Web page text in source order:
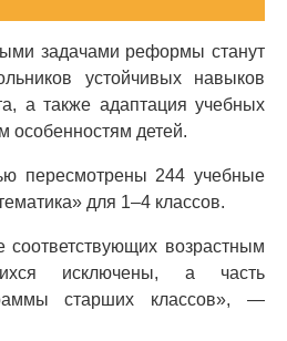
задачами реформы станут
устойчивых навыков
а также адаптация учебных
особенностям детей.
пересмотрены 244 учебные
для 1–4 классов.
возрастным
исключены, а часть
старших классов», —